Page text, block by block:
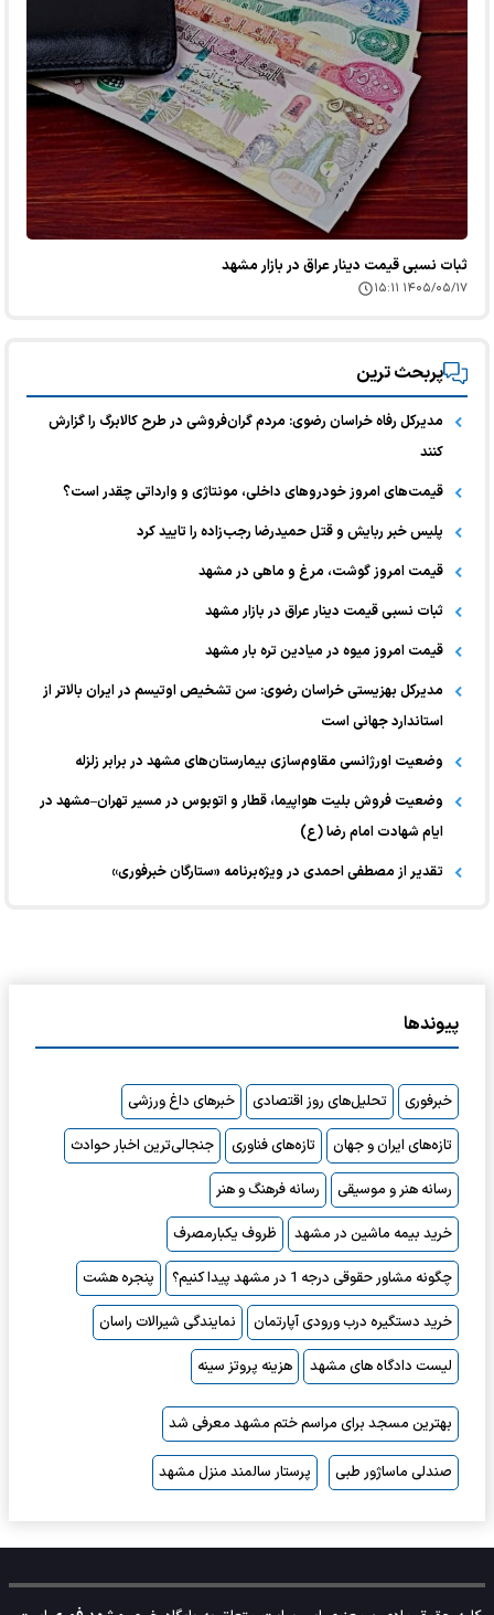
ثبات نسبی قیمت دینار عراق در بازار مشهد
۱۴۰۵/۰۵/۱۷ ۱۵:۱۱
پربحث ترین
مدیرکل رفاه خراسان رضوی: مردم گران‌فروشی در طرح کالابرگ را گزارش
کنند
قیمت‌های امروز خودرو‌های داخلی، مونتاژی و وارداتی چقدر است؟
پلیس خبر ربایش و قتل حمیدرضا رجب‌زاده را تایید کرد
قیمت امروز گوشت، مرغ و ماهی در مشهد
ثبات نسبی قیمت دینار عراق در بازار مشهد
قیمت امروز میوه در میادین تره بار مشهد
مدیرکل بهزیستی خراسان رضوی: سن تشخیص اوتیسم در ایران بالاتر از
استاندارد جهانی است
وضعیت اورژانسی مقاوم‌سازی بیمارستان‌های مشهد در برابر زلزله
وضعیت فروش بلیت هواپیما، قطار و اتوبوس در مسیر تهران–مشهد در
ایام شهادت امام رضا (ع)
تقدیر از مصطفی احمدی در ویژه‌برنامه «ستارگان خبرفوری»
پیوندها
خبرفوری تحلیل‌های روز اقتصادی
خبرهای داغ ورزشی
تازه‌های ایران و جهان
تازه‌های فناوری
جنجالی‌ترین اخبار حوادث
رسانه هنر و موسیقی
رسانه فرهنگ و هنر
خرید بیمه ماشین در مشهد
ظروف یکبارمصرف
چگونه مشاور حقوقی درجه 1 در مشهد پیدا کنیم؟
پنجره هشت
خرید دستگیره درب ورودی آپارتمان
نمایندگی شیرالات راسان
لیست دادگاه های مشهد
هزینه پروتز سینه
بهترین مسجد برای مراسم ختم مشهد معرفی شد
صندلی ماساژور طبی پرستار سالمند منزل مشهد